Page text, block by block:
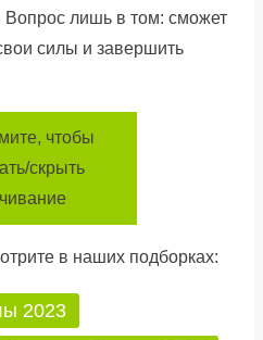
лишь в том: сможет
силы и завершить
чтобы
скрыть
в наших подборках:
2023